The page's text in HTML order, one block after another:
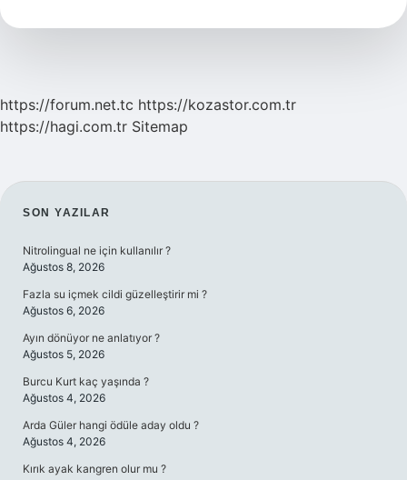
Ne
https://forum.net.tc https://kozastor.com.tr
https://hagi.com.tr Sitemap
SIDEBAR
SON YAZILAR
Nitrolingual ne için kullanılır ?
Ağustos 8, 2026
Fazla su içmek cildi güzelleştirir mi ?
Ağustos 6, 2026
Ayın dönüyor ne anlatıyor ?
Ağustos 5, 2026
Burcu Kurt kaç yaşında ?
Ağustos 4, 2026
Arda Güler hangi ödüle aday oldu ?
Ağustos 4, 2026
Kırık ayak kangren olur mu ?